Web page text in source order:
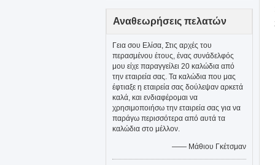
Αναθεωρήσεις πελατών
Γεια σου Ελίσα, Στις αρχές του
περασμένου έτους, ένας συνάδελφός
μου είχε παραγγείλει 20 καλώδια από
την εταιρεία σας. Τα καλώδια που μας
έφτιαξε η εταιρεία σας δούλεψαν αρκετά
καλά, και ενδιαφέρομαι να
χρησιμοποιήσω την εταιρεία σας για να
παράγω περισσότερα από αυτά τα
καλώδια στο μέλλον.
—— Μάθιου Γκέτσμαν